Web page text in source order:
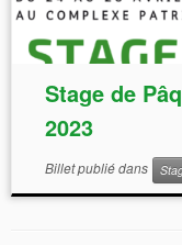
Stage de
2023
Billet publié dans